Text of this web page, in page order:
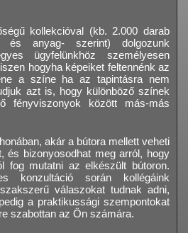
kollekcióval (kb. 2.000 darab
és anyag- szerint) dolgozunk
ügyfelünkhöz személyesen
hogyha képeiket feltennénk az
a színe ha az tapintásra nem
azt is, hogy különböző színek
fényviszonyok között más-más
akár a bútora mellett veheti
és bizonyosodhat meg arról, hogy
fog mutatni az elkészült bútoron.
konzultáció során kollégáink
válaszokat tudnak adni,
a praktikussági szempontokat
szabottan az Ön számára.